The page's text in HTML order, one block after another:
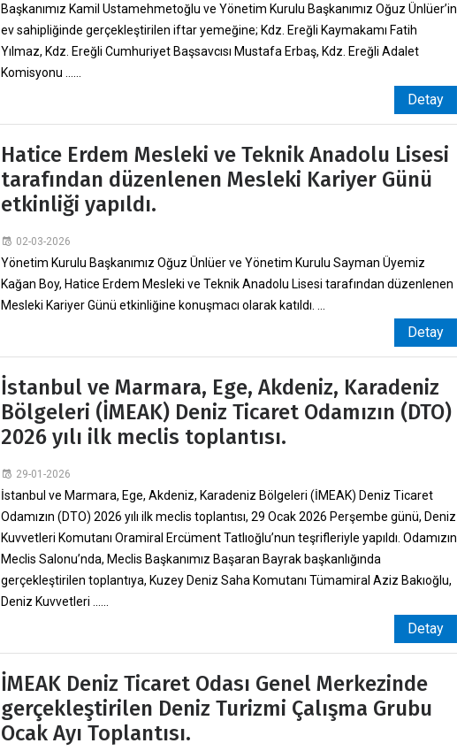
Başkanımız Kamil Ustamehmetoğlu ve Yönetim Kurulu Başkanımız Oğuz Ünlüer’in
ev sahipliğinde gerçekleştirilen iftar yemeğine; Kdz. Ereğli Kaymakamı Fatih
Yılmaz, Kdz. Ereğli Cumhuriyet Başsavcısı Mustafa Erbaş, Kdz. Ereğli Adalet
Komisyonu ......
Detay
Hatice Erdem Mesleki ve Teknik Anadolu Lisesi
tarafından düzenlenen Mesleki Kariyer Günü
etkinliği yapıldı.
02-03-2026
Yönetim Kurulu Başkanımız Oğuz Ünlüer ve Yönetim Kurulu Sayman Üyemiz
Kağan Boy, Hatice Erdem Mesleki ve Teknik Anadolu Lisesi tarafından düzenlenen
Mesleki Kariyer Günü etkinliğine konuşmacı olarak katıldı. ...
Detay
İstanbul ve Marmara, Ege, Akdeniz, Karadeniz
Bölgeleri (İMEAK) Deniz Ticaret Odamızın (DTO)
2026 yılı ilk meclis toplantısı.
29-01-2026
İstanbul ve Marmara, Ege, Akdeniz, Karadeniz Bölgeleri (İMEAK) Deniz Ticaret
Odamızın (DTO) 2026 yılı ilk meclis toplantısı, 29 Ocak 2026 Perşembe günü, Deniz
Kuvvetleri Komutanı Oramiral Ercüment Tatlıoğlu’nun teşrifleriyle yapıldı. Odamızın
Meclis Salonu’nda, Meclis Başkanımız Başaran Bayrak başkanlığında
gerçekleştirilen toplantıya, Kuzey Deniz Saha Komutanı Tümamiral Aziz Bakıoğlu,
Deniz Kuvvetleri ......
Detay
İMEAK Deniz Ticaret Odası Genel Merkezinde
gerçekleştirilen Deniz Turizmi Çalışma Grubu
Ocak Ayı Toplantısı.